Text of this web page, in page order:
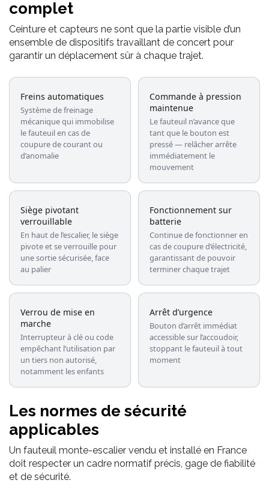
complet
Ceinture et capteurs ne sont que la partie visible d’un
ensemble de dispositifs travaillant de concert pour
garantir un déplacement sûr à chaque trajet.
Freins automatiques
Système de freinage
mécanique qui immobilise
le fauteuil en cas de
coupure de courant ou
d’anomalie
Commande à pression
maintenue
Le fauteuil n’avance que
tant que le bouton est
pressé — relâcher arrête
immédiatement le
mouvement
Siège pivotant
verrouillable
En haut de l’escalier, le siège
pivote et se verrouille pour
une sortie sécurisée, face
au palier
Fonctionnement sur
batterie
Continue de fonctionner en
cas de coupure d’électricité,
garantissant de pouvoir
terminer chaque trajet
Verrou de mise en
marche
Interrupteur à clé ou code
empêchant l’utilisation par
un tiers non autorisé,
notamment les enfants
Arrêt d’urgence
Bouton d’arrêt immédiat
accessible sur l’accoudoir,
stoppant le fauteuil à tout
moment
Les normes de sécurité
applicables
Un fauteuil monte-escalier vendu et installé en France
doit respecter un cadre normatif précis, gage de fiabilité
et de sécurité.